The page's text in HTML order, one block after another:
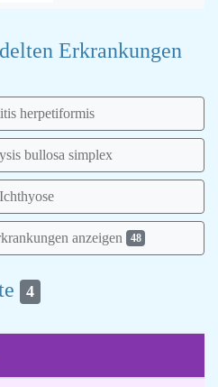
Erkrankungen
herpetiformis
bullosa simplex
Ichthyose
anzeigen 48
4